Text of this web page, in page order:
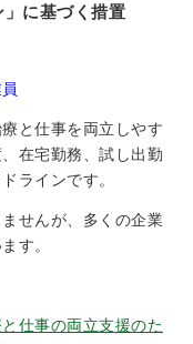
」に基づく措置
と仕事を両立しやす
在宅勤務、試し出勤
ラインです。
せんが、多くの企業
す。
仕事の両立支援のた